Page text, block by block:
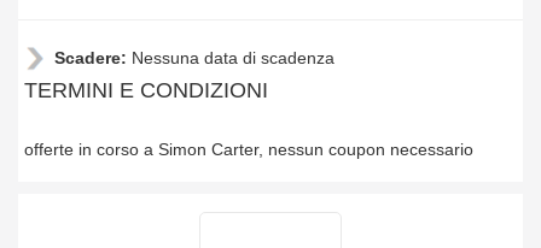
Scadere: Nessuna data di scadenza
TERMINI E CONDIZIONI
offerte in corso a Simon Carter, nessun coupon necessario